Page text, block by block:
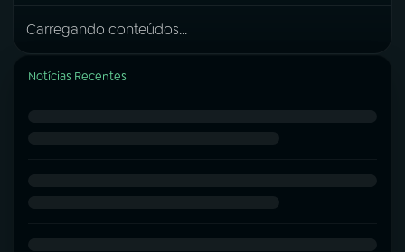
Carregando conteúdos...
Notícias Recentes